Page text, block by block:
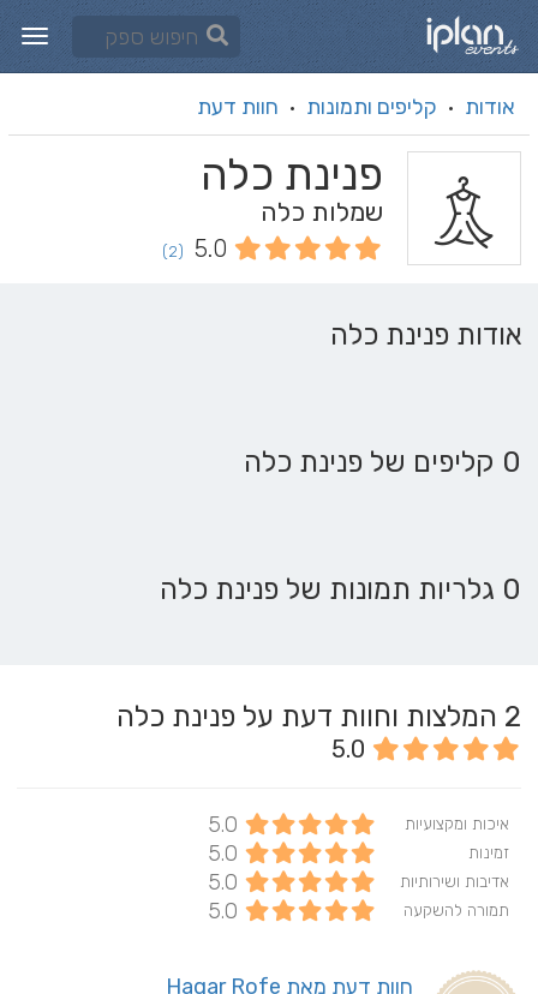
אודות · קליפים ותמונות · חוות דעת
פנינת כלה
שמלות כלה
5.0
(2)
אודות פנינת כלה
0 קליפים של פנינת כלה
0 גלריות תמונות של פנינת כלה
2 המלצות וחוות דעת על פנינת כלה
5.0
איכות ומקצועיות 5.0
זמינות 5.0
אדיבות ושירותיות 5.0
תמורה להשקעה 5.0
חוות דעת מאת Hagar Rofe